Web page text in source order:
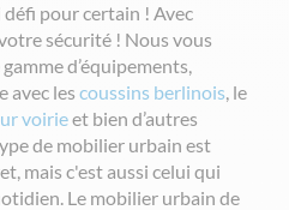
pour certain ! Avec
sécurité ! Nous vous
d’équipements,
avec lescoussins berlinois, le
voirieet bien d’autres
de mobilier urbain est
mais c'est aussi celui qui
Le mobilier urbain de